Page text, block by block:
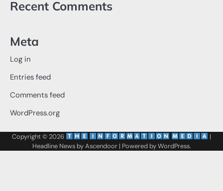
Recent Comments
Meta
Log in
Entries feed
Comments feed
WordPress.org
Copyright © 2026
|
Headline News byAscendoor| Powered byWordPress.